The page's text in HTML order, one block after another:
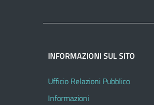
INFORMAZIONI SUL SITO
Ufficio Relazioni Pubblico
Informazioni